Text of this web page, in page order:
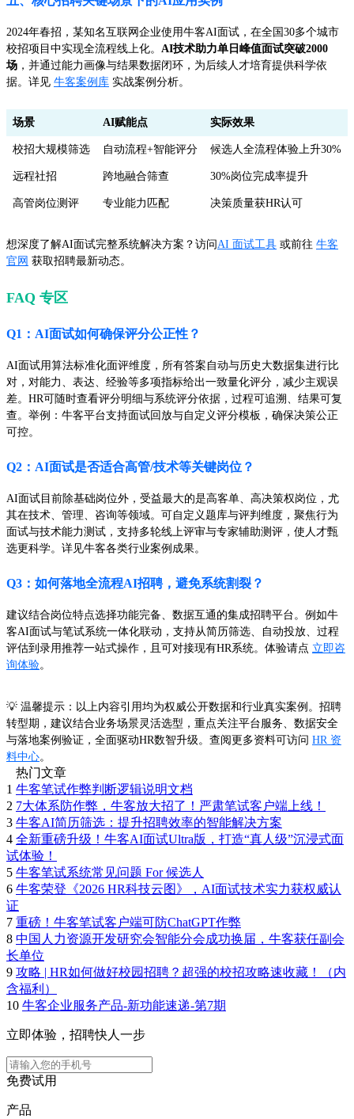
2024年春招，某知名互联网企业使用牛客AI面试，在全国30多个城市
校招项目中实现全流程线上化。 AI技术助力单日峰值面试突破2000
场 ，并通过能力画像与结果数据闭环，为后续人才培育提供科学依
据。详见 牛客案例库 实战案例分析。
场景 AI赋能点 实际效果
校招大规模筛选 自动流程+智能评分 候选人全流程体验上升30%
远程社招 跨地融合筛查 30%岗位完成率提升
高管岗位测评 专业能力匹配 决策质量获HR认可
想深度了解AI面试完整系统解决方案？访问AI 面试工具 或前往 牛客
官网 获取招聘最新动态。
FAQ 专区
Q1：AI面试如何确保评分公正性？
AI面试用算法标准化面评维度，所有答案自动与历史大数据集进行比
对，对能力、表达、经验等多项指标给出一致量化评分，减少主观误
差。HR可随时查看评分明细与系统评分依据，过程可追溯、结果可复
查。举例：牛客平台支持面试回放与自定义评分模板，确保决策公正
可控。
Q2：AI面试是否适合高管/技术等关键岗位？
AI面试目前除基础岗位外，受益最大的是高客单、高决策权岗位，尤
其在技术、管理、咨询等领域。可自定义题库与评判维度，聚焦行为
面试与技术能力测试，支持多轮线上评审与专家辅助测评，使人才甄
选更科学。详见牛客各类行业案例成果。
Q3：如何落地全流程AI招聘，避免系统割裂？
建议结合岗位特点选择功能完备、数据互通的集成招聘平台。例如牛
客AI面试与笔试系统一体化联动，支持从简历筛选、自动投放、过程
评估到录用推荐一站式操作，且可对接现有HR系统。体验请点 立即咨
询体验。
💡 温馨提示：以上内容引用均为权威公开数据和行业真实案例。招聘
转型期，建议结合业务场景灵活选型，重点关注平台服务、数据安全
与落地案例验证，全面驱动HR数智升级。查阅更多资料可访问 HR 资
料中心。
热门文章
1 牛客笔试作弊判断逻辑说明文档
2 7大体系防作弊，牛客放大招了！严肃笔试客户端上线！
3 牛客AI简历筛选：提升招聘效率的智能解决方案
4 全新重磅升级！牛客AI面试Ultra版，打造“真人级”沉浸式面
试体验！
5 牛客笔试系统常见问题 For 候选人
6 牛客荣登《2026 HR科技云图》，AI面试技术实力获权威认
证
7 重磅！牛客笔试客户端可防ChatGPT作弊
8 中国人力资源开发研究会智能分会成功换届，牛客获任副会
长单位
9 攻略 | HR如何做好校园招聘？超强的校招攻略速收藏！（内
含福利）
10 牛客企业服务产品-新功能速递-第7期
立即体验，招聘快人一步
免费试用
产品